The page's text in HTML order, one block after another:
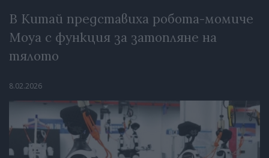
В Китай представиха робота-момиче
Moya с функция за затопляне на
тялото
8.02.2026